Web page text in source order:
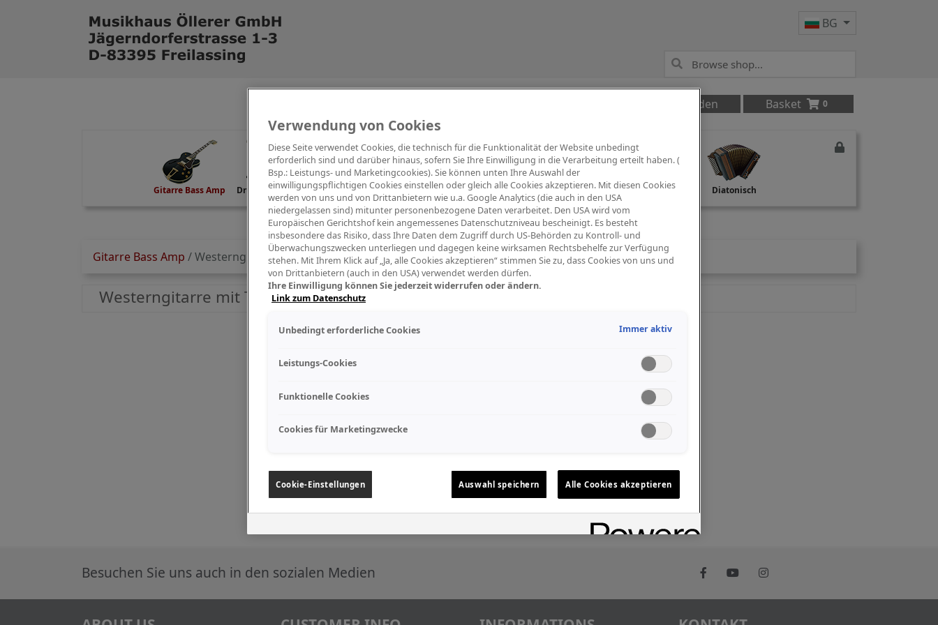
BG
Anmelden Basket 0
Gitarre Bass Amp Drums Percussion Digitalpiano Keys Blasinstrumente Orchester PA Mikrofon Studio Recording Diatonisch
Gitarre Bass Amp /Westerngitarre mit TA
Westerngitarre mit TA
Besuchen Sie uns auch in den sozialen Medien
Verwendung von Cookies
Diese Seite verwendet Cookies, die technisch für die Funktionalität der Website unbedingt
erforderlich sind und darüber hinaus, sofern Sie Ihre Einwilligung in die Verarbeitung erteilt haben. (
Bsp.: Leistungs- und Marketingcookies). Sie können unten Ihre Auswahl der
einwilligungspflichtigen Cookies einstellen oder gleich alle Cookies akzeptieren. Mit diesen Cookies
werden von uns und von Drittanbietern wie u.a. Google Analytics (die auch in den USA
niedergelassen sind) mitunter personenbezogene Daten verarbeitet. Den USA wird vom
Europäischen Gerichtshof kein angemessenes Datenschutzniveau bescheinigt. Es besteht
insbesondere das Risiko, dass Ihre Daten dem Zugriff durch US-Behörden zu Kontroll- und
Überwachungszwecken unterliegen und dagegen keine wirksamen Rechtsbehelfe zur Verfügung
stehen. Mit Ihrem Klick auf „Ja, alle Cookies akzeptieren“ stimmen Sie zu, dass Cookies von uns und
von Drittanbietern (auch in den USA) verwendet werden dürfen.
Ihre Einwilligung können Sie jederzeit widerrufen oder ändern.
Link zum Datenschutz
Unbedingt erforderliche Cookies Immer aktiv
Leistungs-Cookies
Funktionelle Cookies
Cookies für Marketingzwecke
Cookie-Einstellungen Auswahl speichern Alle Cookies akzeptieren